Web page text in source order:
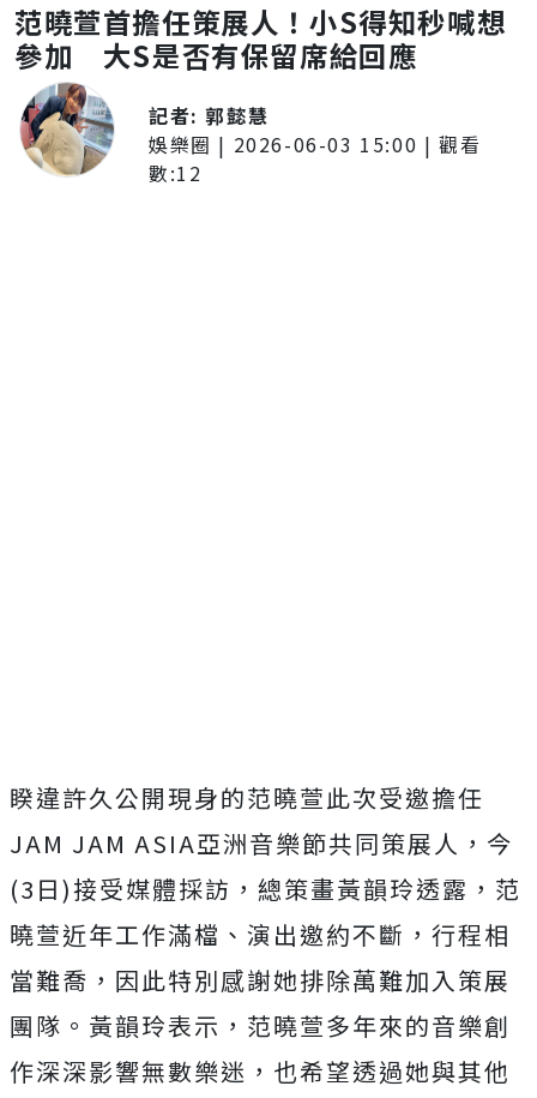
范曉萱首擔任策展人！小S得知秒喊想
參加 大S是否有保留席給回應
記者:郭懿慧
娛樂圈 | 2026-06-03 15:00 | 觀看
數:12
睽違許久公開現身的范曉萱此次受邀擔任
JAM JAM ASIA亞洲音樂節共同策展人，今
(3日)接受媒體採訪，總策畫黃韻玲透露，范
曉萱近年工作滿檔、演出邀約不斷，行程相
當難喬，因此特別感謝她排除萬難加入策展
團隊。黃韻玲表示，范曉萱多年來的音樂創
作深深影響無數樂迷，也希望透過她與其他